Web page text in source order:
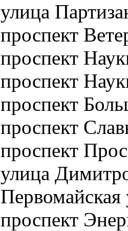
улица
проспект
проспект
проспект
проспект
проспект
проспект
улица
Первомайская
проспект